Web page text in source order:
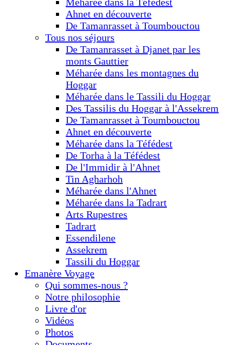
Ahnet en découverte
De Tamanrasset à Toumbouctou
Tous nos séjours
De Tamanrasset à Djanet par les
monts Gauttier
Méharée dans les montagnes du
Hoggar
Méharée dans le Tassili du Hoggar
Des Tassilis du Hoggar à l'Assekrem
De Tamanrasset à Toumbouctou
Ahnet en découverte
Méharée dans la Téfédest
De Torha à la Téfédest
De l'Immidir à l'Ahnet
Tin Agharhoh
Méharée dans l'Ahnet
Méharée dans la Tadrart
Arts Rupestres
Tadrart
Essendilene
Assekrem
Tassili du Hoggar
Emanère Voyage
Qui sommes-nous ?
Notre philosophie
Livre d'or
Vidéos
Photos